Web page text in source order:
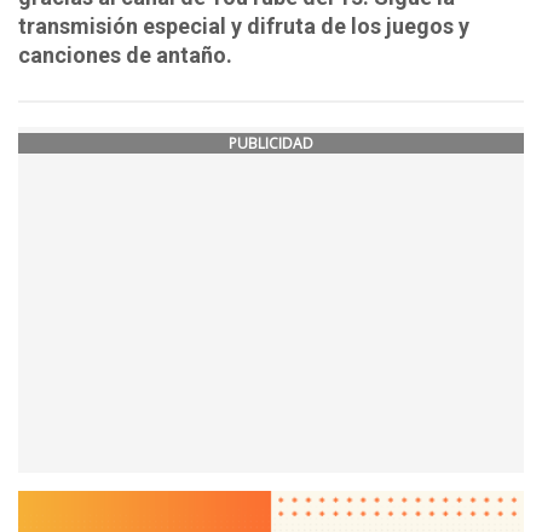
transmisión especial y difruta de los juegos y
canciones de antaño.
PUBLICIDAD